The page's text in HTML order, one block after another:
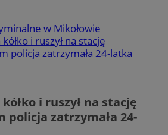
w Mikołowie
i ruszył na stację
policja zatrzymała 24-latka
i ruszył na stację
policja zatrzymała 24-